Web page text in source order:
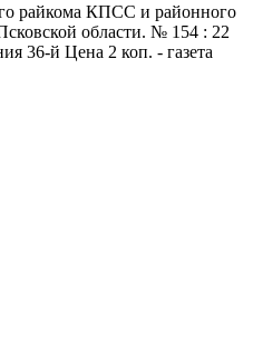
райкома КПСС и районного
области. № 154 : 22
36-й Цена 2 коп. - газета